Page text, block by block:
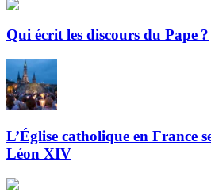
Qui écrit les discours du Pape ?
L’Église catholique en France
Léon XIV